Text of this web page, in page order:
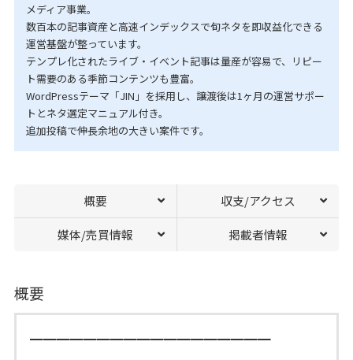
メディア事業。
数百本の記事資産と高速インデックスで旬ネタを即収益化できる
運営基盤が整っています。
テンプレ化されたライブ・イベント記事は量産が容易で、リピー
ト需要のある季節コンテンツも豊富。
WordPressテーマ「JIN」を採用し、譲渡後は1ヶ月の運営サポー
トとネタ選定マニュアル付き。
追加投稿で伸長余地の大きい案件です。
概要 収支/アクセス
媒体/売買情報 掲載者情報
概要
━━━━━━━━━━━━━━━━━━